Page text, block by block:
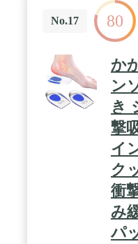
ガスケットボールな
など様々な場合に使
めします。 / 【サイ
23.5cm～26.5cm、L
靴の裏に書かれたア
足（R）の意味で、
で、サイズに合わせ
日以内で何かご問題
件でご返金いたしま
No.17 80
か
ン
き
撃
イ
ク
衝
み
パ